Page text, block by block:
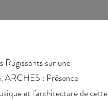
Rugissants sur une
ARCHES : Présence
et l’architecture de cette